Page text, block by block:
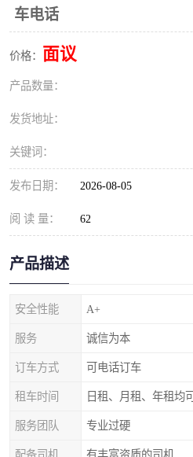
车电话
价格： 面议
产品数量：
发货地址：
关键词：
发布日期： 2026-08-05
阅 读 量： 62
产品描述
安全性能 A+
服务 诚信为本
订车方式 可电话订车
租车时间 日租、月租、年租均可
服务团队 专业过硬